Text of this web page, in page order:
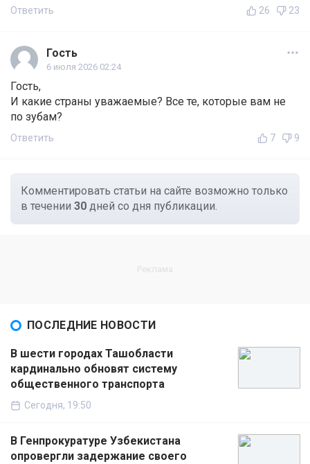
Ответить 26 23
Гость
6 июля 2026 02:24
Гость,
И какие страны уважаемые? Все те, которые вам не
по зубам?
Ответить 7 9
Комментировать статьи на сайте возможно только
в течении 30 дней со дня публикации.
ПОСЛЕДНИЕ НОВОСТИ
В шести городах Ташобласти
кардинально обновят систему
общественного транспорта
Сегодня, 19:50
В Генпрокуратуре Узбекистана
опровергли задержание своего